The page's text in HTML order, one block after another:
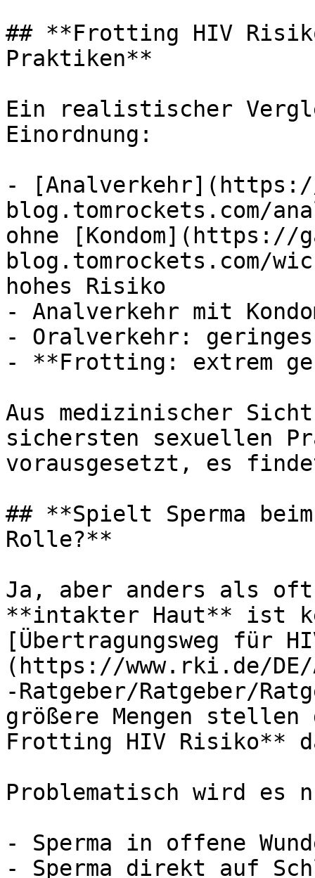
## **Frotting HIV
Praktiken**
Ein realistischer
Einordnung:
-
blog.tomrockets.com/
ohne [Kondom](https://
blog.tomrockets.com/
hohes Risiko
- Analverkehr mit
- Oralverkehr:
- **Frotting: extrem
Aus medizinischer
sichersten sexuellen
vorausgesetzt, es
## **Spielt Sperma
Rolle?**
Ja, aber anders als oft
**intakter Haut** ist
[Übertragungsweg für
(https://www.rki.de/
-Ratgeber/Ratgeber/
größere Mengen
Frotting HIV Risiko**
Problematisch wird es
- Sperma in offene
- Sperma direkt auf